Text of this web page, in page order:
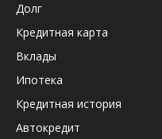
Долг
Кредитная карта
Вклады
Ипотека
Кредитная история
Автокредит